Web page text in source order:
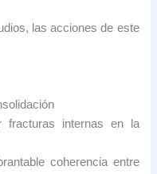
las acciones de este
internas en la
coherencia entre